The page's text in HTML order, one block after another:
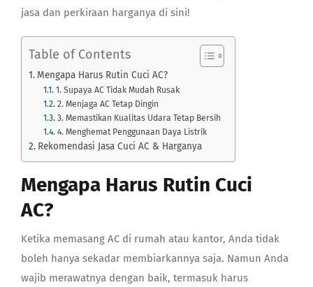
jasa dan perkiraan harganya di sini!
Table of Contents
Mengapa Harus Rutin Cuci AC?
1. Supaya AC Tidak Mudah Rusak
2. Menjaga AC Tetap Dingin
3. Memastikan Kualitas Udara Tetap Bersih
4. Menghemat Penggunaan Daya Listrik
Rekomendasi Jasa Cuci AC & Harganya
Mengapa Harus Rutin Cuci
AC?
Ketika memasang AC di rumah atau kantor, Anda tidak
boleh hanya sekadar membiarkannya saja. Namun Anda
wajib merawatnya dengan baik, termasuk harus